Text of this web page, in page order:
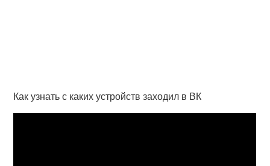
Как узнать с каких устройств заходил в ВК